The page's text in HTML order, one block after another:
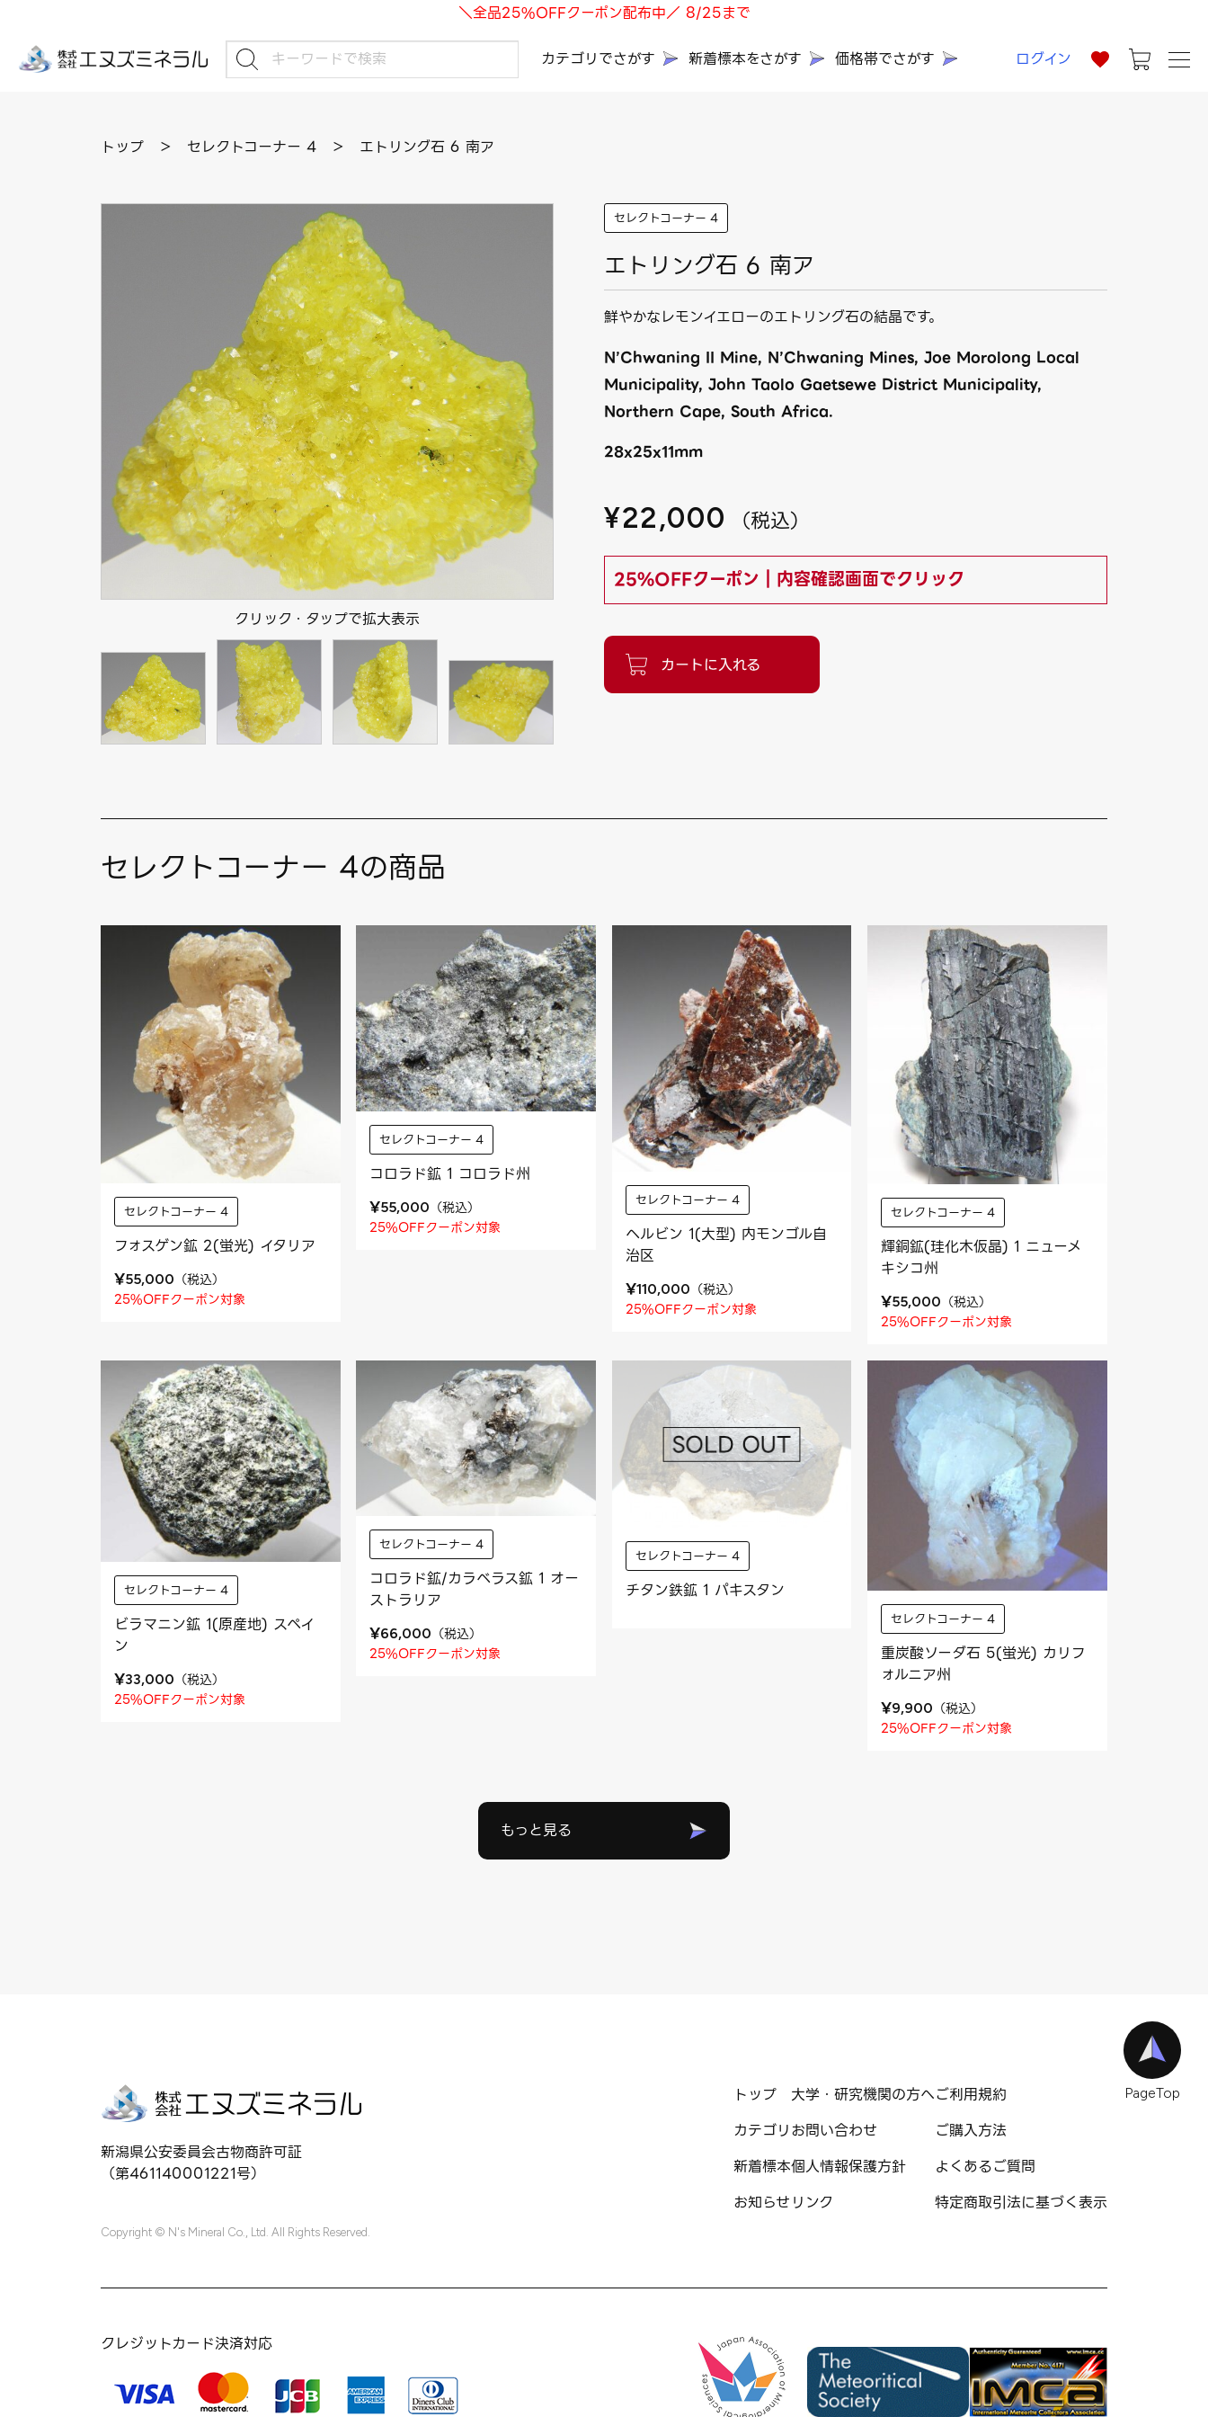
＼全品25%OFFクーポン配布中／ 8/25まで
カテゴリでさがす 新着標本をさがす 価格帯でさがす ログイン
トップ ＞ セレクトコーナー 4 ＞ エトリング石 6 南ア
クリック・タップで拡大表示
セレクトコーナー 4
エトリング石 6 南ア
鮮やかなレモンイエローのエトリング石の結晶です。
N’Chwaning II Mine, N’Chwaning Mines, Joe Morolong Local
Municipality, John Taolo Gaetsewe District Municipality,
Northern Cape, South Africa.
28x25x11mm
¥22,000 （税込）
25%OFFクーポン｜内容確認画面でクリック
セレクトコーナー 4の商品
セレクトコーナー 4
フォスゲン鉱 2(蛍光) イタリア
¥55,000 （税込）
25%OFFクーポン対象
セレクトコーナー 4
コロラド鉱 1 コロラド州
¥55,000 （税込）
25%OFFクーポン対象
セレクトコーナー 4
ヘルビン 1(大型) 内モンゴル自
治区
¥110,000 （税込）
25%OFFクーポン対象
セレクトコーナー 4
輝銅鉱(珪化木仮晶) 1 ニューメ
キシコ州
¥55,000 （税込）
25%OFFクーポン対象
セレクトコーナー 4
ビラマニン鉱 1(原産地) スペイ
ン
¥33,000 （税込）
25%OFFクーポン対象
セレクトコーナー 4
コロラド鉱/カラベラス鉱 1 オー
ストラリア
¥66,000 （税込）
25%OFFクーポン対象
セレクトコーナー 4
チタン鉄鉱 1 パキスタン
セレクトコーナー 4
重炭酸ソーダ石 5(蛍光) カリフ
ォルニア州
¥9,900 （税込）
25%OFFクーポン対象
もっと見る
PageTop
新潟県公安委員会古物商許可証
（第461140001221号）
Copyright © N's Mineral Co., Ltd. All Rights Reserved.
トップ
カテゴリ
新着標本
お知らせ
大学・研究機関の方へ
お問い合わせ
個人情報保護方針
リンク
ご利用規約
ご購入方法
よくあるご質問
特定商取引法に基づく表示
クレジットカード決済対応